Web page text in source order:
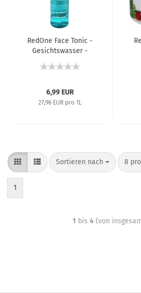
RedOne Face Tonic -
Gesichtswasser -
6,99 EUR
27,96 EUR pro 1L
Sortieren nach 8
1
1 bis 4(von